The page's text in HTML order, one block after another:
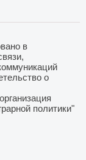
в
о
политики"